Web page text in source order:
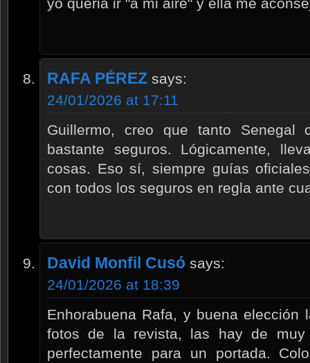
RAFA PÉREZ says:
24/01/2026 at 17:11
Guillermo, creo que tanto Senegal
bastante seguros. Lógicamente,
cosas. Eso sí, siempre guías
con todos los seguros en regla ante
David Monfil Cusó says:
24/01/2026 at 18:39
Enhorabuena Rafa, y buena elección
fotos de la revista, las hay de muy
perfectamente para un portada.